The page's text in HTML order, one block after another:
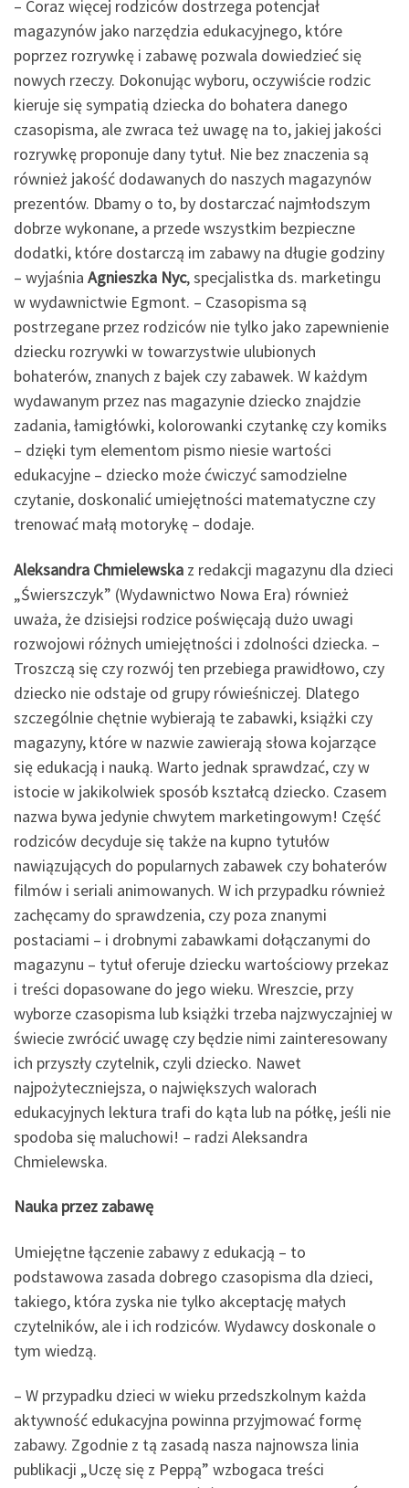
– Coraz więcej rodziców dostrzega potencjał
magazynów jako narzędzia edukacyjnego, które
poprzez rozrywkę i zabawę pozwala dowiedzieć się
nowych rzeczy. Dokonując wyboru, oczywiście rodzic
kieruje się sympatią dziecka do bohatera danego
czasopisma, ale zwraca też uwagę na to, jakiej jakości
rozrywkę proponuje dany tytuł. Nie bez znaczenia są
również jakość dodawanych do naszych magazynów
prezentów. Dbamy o to, by dostarczać najmłodszym
dobrze wykonane, a przede wszystkim bezpieczne
dodatki, które dostarczą im zabawy na długie godziny
– wyjaśnia Agnieszka Nyc, specjalistka ds. marketingu
w wydawnictwie Egmont. – Czasopisma są
postrzegane przez rodziców nie tylko jako zapewnienie
dziecku rozrywki w towarzystwie ulubionych
bohaterów, znanych z bajek czy zabawek. W każdym
wydawanym przez nas magazynie dziecko znajdzie
zadania, łamigłówki, kolorowanki czytankę czy komiks
– dzięki tym elementom pismo niesie wartości
edukacyjne – dziecko może ćwiczyć samodzielne
czytanie, doskonalić umiejętności matematyczne czy
trenować małą motorykę – dodaje.
Aleksandra Chmielewska z redakcji magazynu dla dzieci
„Świerszczyk” (Wydawnictwo Nowa Era) również
uważa, że dzisiejsi rodzice poświęcają dużo uwagi
rozwojowi różnych umiejętności i zdolności dziecka. –
Troszczą się czy rozwój ten przebiega prawidłowo, czy
dziecko nie odstaje od grupy rówieśniczej. Dlatego
szczególnie chętnie wybierają te zabawki, książki czy
magazyny, które w nazwie zawierają słowa kojarzące
się edukacją i nauką. Warto jednak sprawdzać, czy w
istocie w jakikolwiek sposób kształcą dziecko. Czasem
nazwa bywa jedynie chwytem marketingowym! Część
rodziców decyduje się także na kupno tytułów
nawiązujących do popularnych zabawek czy bohaterów
filmów i seriali animowanych. W ich przypadku również
zachęcamy do sprawdzenia, czy poza znanymi
postaciami – i drobnymi zabawkami dołączanymi do
magazynu – tytuł oferuje dziecku wartościowy przekaz
i treści dopasowane do jego wieku. Wreszcie, przy
wyborze czasopisma lub książki trzeba najzwyczajniej w
świecie zwrócić uwagę czy będzie nimi zainteresowany
ich przyszły czytelnik, czyli dziecko. Nawet
najpożyteczniejsza, o największych walorach
edukacyjnych lektura trafi do kąta lub na półkę, jeśli nie
spodoba się maluchowi! – radzi Aleksandra
Chmielewska.
Nauka przez zabawę
Umiejętne łączenie zabawy z edukacją – to
podstawowa zasada dobrego czasopisma dla dzieci,
takiego, która zyska nie tylko akceptację małych
czytelników, ale i ich rodziców. Wydawcy doskonale o
tym wiedzą.
– W przypadku dzieci w wieku przedszkolnym każda
aktywność edukacyjna powinna przyjmować formę
zabawy. Zgodnie z tą zasadą nasza najnowsza linia
publikacji „Uczę się z Peppą” wzbogaca treści